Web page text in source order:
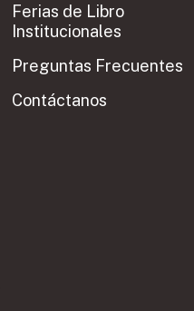
Ferias de Libro
Institucionales
Preguntas Frecuentes
Contáctanos